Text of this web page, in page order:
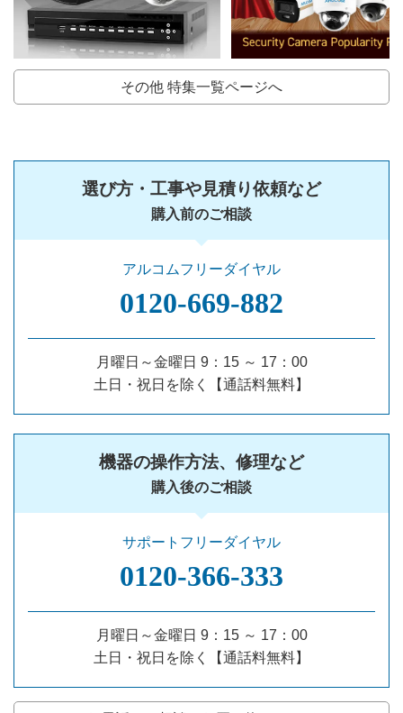
その他 特集一覧ページへ
選び方・工事や見積り依頼など
購入前のご相談
アルコムフリーダイヤル
0120‐669‐882
月曜日～金曜日 9：15 ～ 17：00
土日・祝日を除く【通話料無料】
機器の操作方法、修理など
購入後のご相談
サポートフリーダイヤル
0120‐366‐333
月曜日～金曜日 9：15 ～ 17：00
土日・祝日を除く【通話料無料】